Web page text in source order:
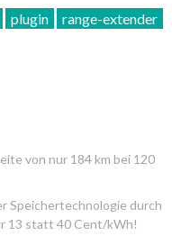
plugin range-extender
von nur 184 km bei 120
Speichertechnologie durch
13 statt 40 Cent/kWh!